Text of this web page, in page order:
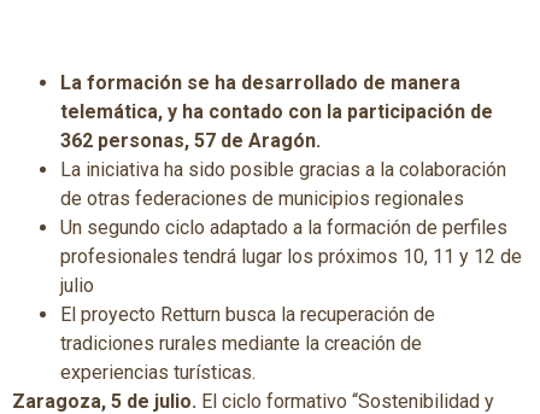
La formación se ha desarrollado de manera
telemática, y ha contado con la participación de
362 personas, 57 de Aragón.
La iniciativa ha sido posible gracias a la colaboración
de otras federaciones de municipios regionales
Un segundo ciclo adaptado a la formación de perfiles
profesionales tendrá lugar los próximos 10, 11 y 12 de
julio
El proyecto Retturn busca la recuperación de
tradiciones rurales mediante la creación de
experiencias turísticas.
Zaragoza, 5 de julio. El ciclo formativo “Sostenibilidad y